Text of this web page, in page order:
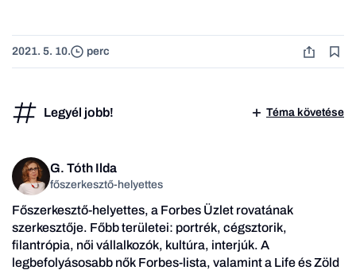
2021. 5. 10. perc
Legyél jobb! Téma követése
G. Tóth Ilda
főszerkesztő-helyettes
Főszerkesztő-helyettes, a Forbes Üzlet rovatának
szerkesztője. Főbb területei: portrék, cégsztorik,
filantrópia, női vállalkozók, kultúra, interjúk. A
legbefolyásosabb nők Forbes-lista, valamint a Life és Zöld